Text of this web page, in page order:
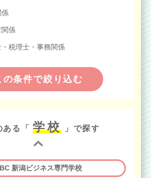
係
関係
税理士・事務関係
の条件で絞り込む
ある「 学校 」で探す
新潟ビジネス専門学校